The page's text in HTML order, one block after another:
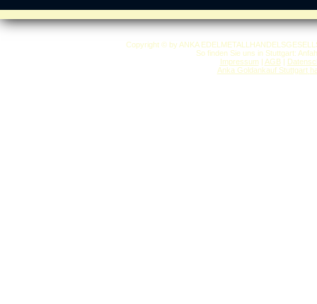
Copyright © by ANKA
So finden Sie uns in Stuttgart:
Impressum| AGB|
Anka Goldankauf Stuttgart